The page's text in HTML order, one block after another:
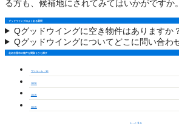
る方も、候補地にされてみてはいかがですか。
グッドウイングのよくある質問
Qグッドウイングに空き物件はありますか
Qグッドウイングについてどこに問い合わ
北名古屋市の物件を間取りから探す
ワンルーム・1K
1LDK
2LDK
3LDK
もっと見る